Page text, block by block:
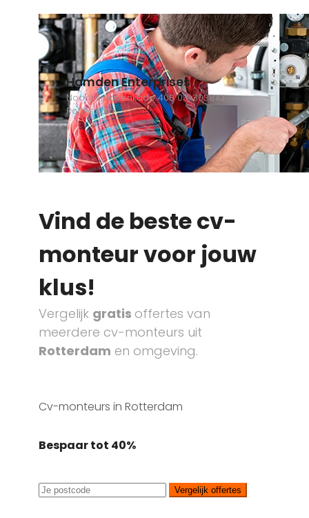
Hamden Enterprises
Noorderhavenkade 40B 03, 3038XJ
Rotterdam
Vind de beste cv-
monteur voor jouw
klus!
Vergelijk gratis offertes van
meerdere cv-monteurs uit
Rotterdam en omgeving.
Cv-monteurs in Rotterdam
Bespaar tot 40%
Vergelijk offertes